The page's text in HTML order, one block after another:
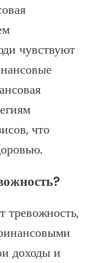
чувствуют
что
тревожность,
доходы и